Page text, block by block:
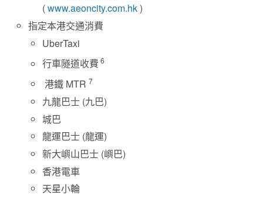
(www.aeoncity.com.hk)
指定本港交通消費
UberTaxi
行車隧道收費 6
港鐵 MTR7
九龍巴士 (九巴)
城巴
龍運巴士 (龍運)
新大嶼山巴士 (嶼巴)
香港電車
天星小輪